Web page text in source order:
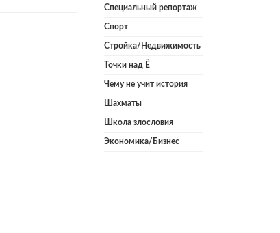
Специальный репортаж
Спорт
Стройка/Недвижимость
Точки над Ё
Чему не учит история
Шахматы
Школа злословия
Экономика/Бизнес